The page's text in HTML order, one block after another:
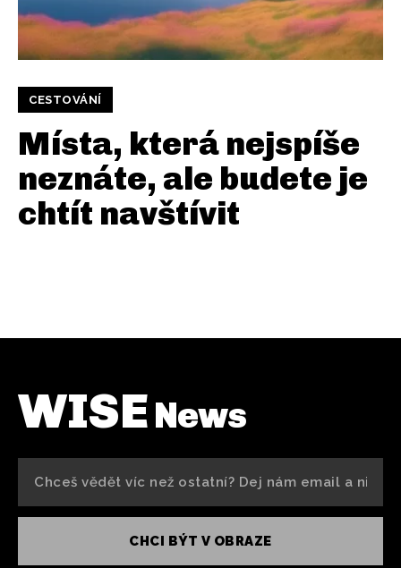
CESTOVÁNÍ
Místa, která nejspíše
neznáte, ale budete je
chtít navštívit
WISENews
CHCI BÝT V OBRAZE